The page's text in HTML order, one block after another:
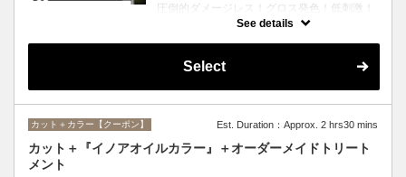
圧倒的ダメージレス！グロス発色！低刺激！
匂いも残らない！全く新しい処方のイノアオ
イルカラーのセットメニュー☆シャンプー、
ブロー込み。※リタッチカラーの場合は
See details
Select
カット＋カラー【クーポン】 Est. Duration：Approx. 2 hrs30 mins
カット＋『イノアオイルカラー』＋オーダーメイドトリート
メント